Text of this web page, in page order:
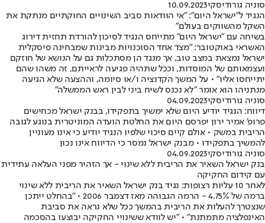
סוניה גורודיסקי10.09.2023
הנגיד ל"ישראל היום": "אי הוודאות סביב השינויים החוקתיים מנתקת את
השקל מהשווקים בעולם"
בשיחה עם "ישראל היום" מתייחס הנגיד לסיכון להורדת תחזית דירוג
האשראי באוקטובר: "מצד אחד הסוכנויות מבינות שמבחינה פיסקלית
ישראל נמצאת במצב טוב, אך מנגד הן מסתכלות גם על הנושא של חוזקם
ועצמאותם של המוסדות, וככל שתהיה פגיעה לראייתם, זה משהו שהם
יתייחסו אליו" • על המשך הקדנציה ו/או סיומה, וההצעה שלא הגיעה
מנתניהו הוא אומר "לא נכנס לשיח ביני לבין ראש הממשלה"
סוניה גורודיסקי04.09.2023
דיווח: הנגיד יודיע היום שלא ימשיך בתפקידו, בבנק ישראל מכחישים
פרופ׳ אמיר ירון יפרסם היום את החלטת הועדה המוניטרית בנוגע לגובה
הריבית במשק • אולם קיים סיכוי שלפיו הנגיד יודיע כי אינו מעוניין
להמשיך בתפקידו • מבנק ישראל נמסר כי הדיווח אינו נכון
סוניה גורודיסקי04.09.2023
בנק ישראל השאיר את הריבית ללא שינוי - אך הזהיר מפני העלאה עתידית
עם קידום החקיקה
לאחר 10 עליות רצופות: נגיד בנק ישראל השאיר את הריבית ללא שינוי
ברמה של 4.75% - הרמה הגבוהה מאז דצמבר 2006 • "בהחלט ייתכן
שנצטרך להעלות את הריבית בהמשך ככל שלא נראה את סביבת
האינפלציה מתמתנת" • "יש לוודא ששינויי החקיקה יבוצעו בהסכמה